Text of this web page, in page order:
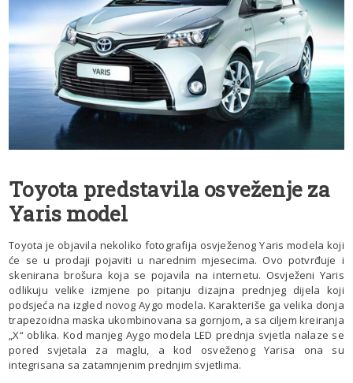
Toyota predstavila osveženje za
Yaris model
Toyota je objavila nekoliko fotografija osvježenog Yaris modela koji
će se u prodaji pojaviti u narednim mjesecima. Ovo potvrđuje i
skenirana brošura koja se pojavila na internetu. Osvježeni Yaris
odlikuju velike izmjene po pitanju dizajna prednjeg dijela koji
podsjeća na izgled novog Aygo modela. Karakteriše ga velika donja
trapezoidna maska ukombinovana sa gornjom, a sa ciljem kreiranja
„X“ oblika. Kod manjeg Aygo modela LED prednja svjetla nalaze se
pored svjetala za maglu, a kod osveženog Yarisa ona su
integrisana sa zatamnjenim prednjim svjetlima.